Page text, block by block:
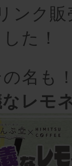
ンク
した！
の名も
レモ